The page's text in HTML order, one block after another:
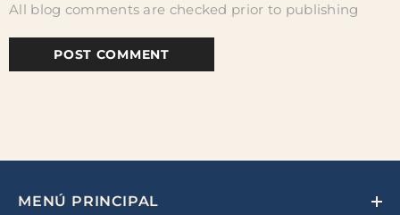
All blog comments are checked prior to publishing
MENÚ PRINCIPAL